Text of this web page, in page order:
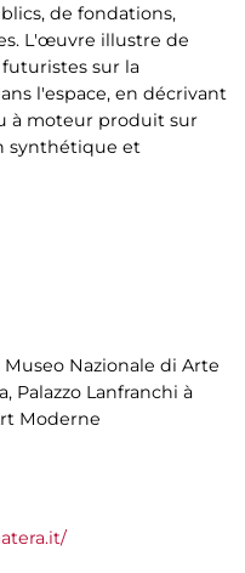
de fondations,
L'œuvre illustre de
sur la
l'espace, en décrivant
à moteur produit sur
synthétique et
Nazionale di Arte
Palazzo Lanfranchi à
Moderne